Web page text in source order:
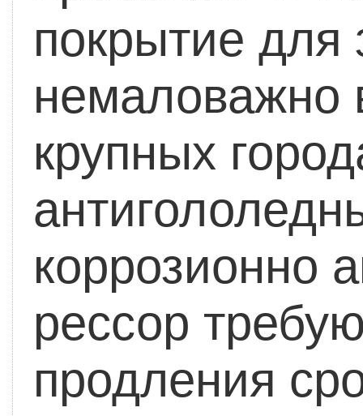
покрытие для
немаловажно
крупных
коррозионно
рессор
продления